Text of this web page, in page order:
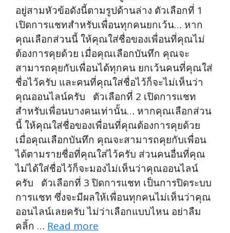
อยู่สามหัวข้อดังนี้ตามรูปด้านล่าง ตัวเลือกที่ 1
เปิดการแชทสำหรับเพื่อนทุกคนยกเว้น… หาก
คุณเลือกส่วนนี้ ให้คุณใส่ชื่อของเพื่อนที่คุณไม่
ต้องการคุยด้วย เมื่อคุณเลือกบันทึก คุณจะ
สามารถคุยกับเพื่อนได้ทุกคน ยกเว้นคนที่คุณใส่
ชื่อไว้ครับ และคนที่คุณใส่ชื่อไว้ก็จะไม่เห็นว่า
คุณออนไลน์ครับ ตัวเลือกที่ 2 เปิดการแชท
สำหรับเพื่อนบางคนเท่านั้น… หากคุณเลือกส่วน
นี้ ให้คุณใส่ชื่อของเพื่อนที่คุณต้องการคุยด้วย
เมื่อคุณเลือกบันทึก คุณจะสามารถคุยกับเพื่อน
ได้ตามรายชื่อที่คุณใส่ไว้ครับ ส่วนคนอื่นที่คุณ
ไม่ได้ใส่ชื่อไว้ก็จะมองไม่เห็นว่าคุณออนไลน์
ครับ ตัวเลือกที่ 3 ปิดการแชท เป็นการปิดระบบ
การแชท ซึ่งจะมีผลให้เพื่อนทุกคนไม่เห็นว่าคุณ
ออนไลน์เลยครับ ไม่ว่าเลือกแบบไหน อย่าลืม
คลิ้ก … Read more